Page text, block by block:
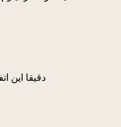
دقیقا این